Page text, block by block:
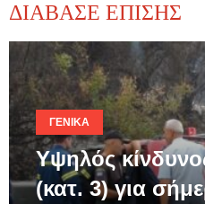
ΔΙΑΒΑΣΕ ΕΠΙΣΗΣ
ΓΕΝΙΚΆ
Υψηλός
(κατ. 3) για